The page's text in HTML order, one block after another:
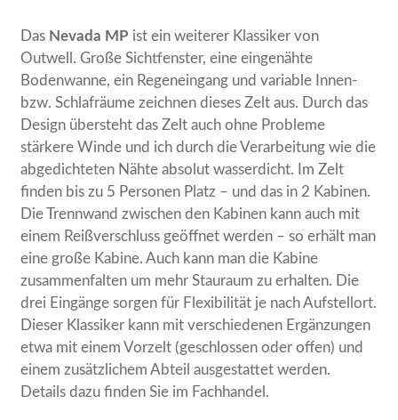
Das Nevada MP ist ein weiterer Klassiker von
Outwell. Große Sichtfenster, eine eingenähte
Bodenwanne, ein Regeneingang und variable Innen-
bzw. Schlafräume zeichnen dieses Zelt aus. Durch das
Design übersteht das Zelt auch ohne Probleme
stärkere Winde und ich durch die Verarbeitung wie die
abgedichteten Nähte absolut wasserdicht. Im Zelt
finden bis zu 5 Personen Platz – und das in 2 Kabinen.
Die Trennwand zwischen den Kabinen kann auch mit
einem Reißverschluss geöffnet werden – so erhält man
eine große Kabine. Auch kann man die Kabine
zusammenfalten um mehr Stauraum zu erhalten. Die
drei Eingänge sorgen für Flexibilität je nach Aufstellort.
Dieser Klassiker kann mit verschiedenen Ergänzungen
etwa mit einem Vorzelt (geschlossen oder offen) und
einem zusätzlichem Abteil ausgestattet werden.
Details dazu finden Sie im Fachhandel.